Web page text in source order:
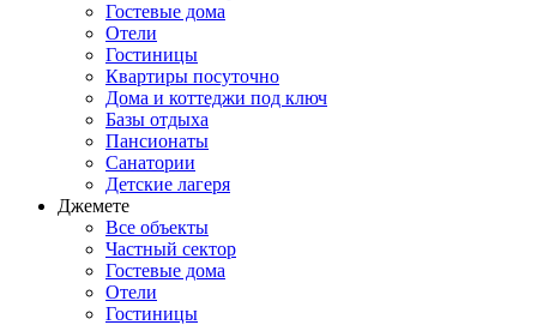
Гостевые дома
Отели
Гостиницы
Квартиры посуточно
Дома и коттеджи под ключ
Базы отдыха
Пансионаты
Санатории
Детские лагеря
Джемете
Все объекты
Частный сектор
Гостевые дома
Отели
Гостиницы